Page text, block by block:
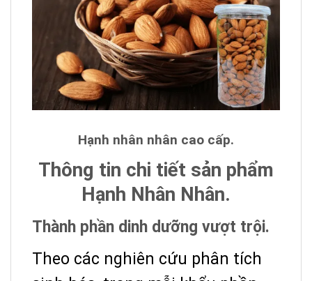
Hạnh nhân nhân cao cấp.
Thông tin chi tiết sản phẩm
Hạnh Nhân Nhân.
Thành phần dinh dưỡng vượt trội.
Theo các nghiên cứu phân tích